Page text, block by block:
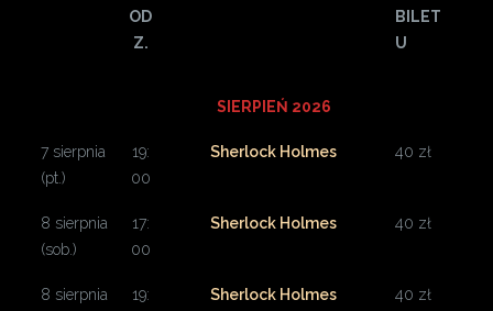
OD
Z.
BILET
U
SIERPIEŃ 2026
7 sierpnia
(pt.)
19:
00
Sherlock Holmes 40 zł
8 sierpnia
(sob.)
17:
00
Sherlock Holmes 40 zł
8 sierpnia
19:
Sherlock Holmes 40 zł